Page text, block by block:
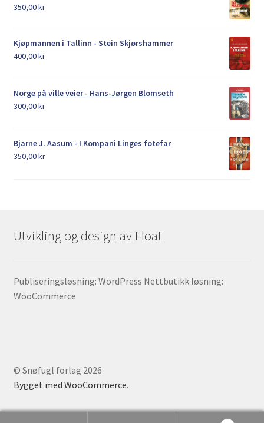
350,00kr
Kjøpmannen i Tallinn - Stein Skjørshammer
400,00kr
Norge på ville veier - Hans-Jørgen Blomseth
300,00kr
Bjarne J. Aasum - I Kompani Linges fotefar
350,00kr
Utvikling og design av Float
Publiseringsløsning: WordPress Nettbutikk løsning:
WooCommerce
© Snøfugl forlag 2026
Bygget med WooCommerce.